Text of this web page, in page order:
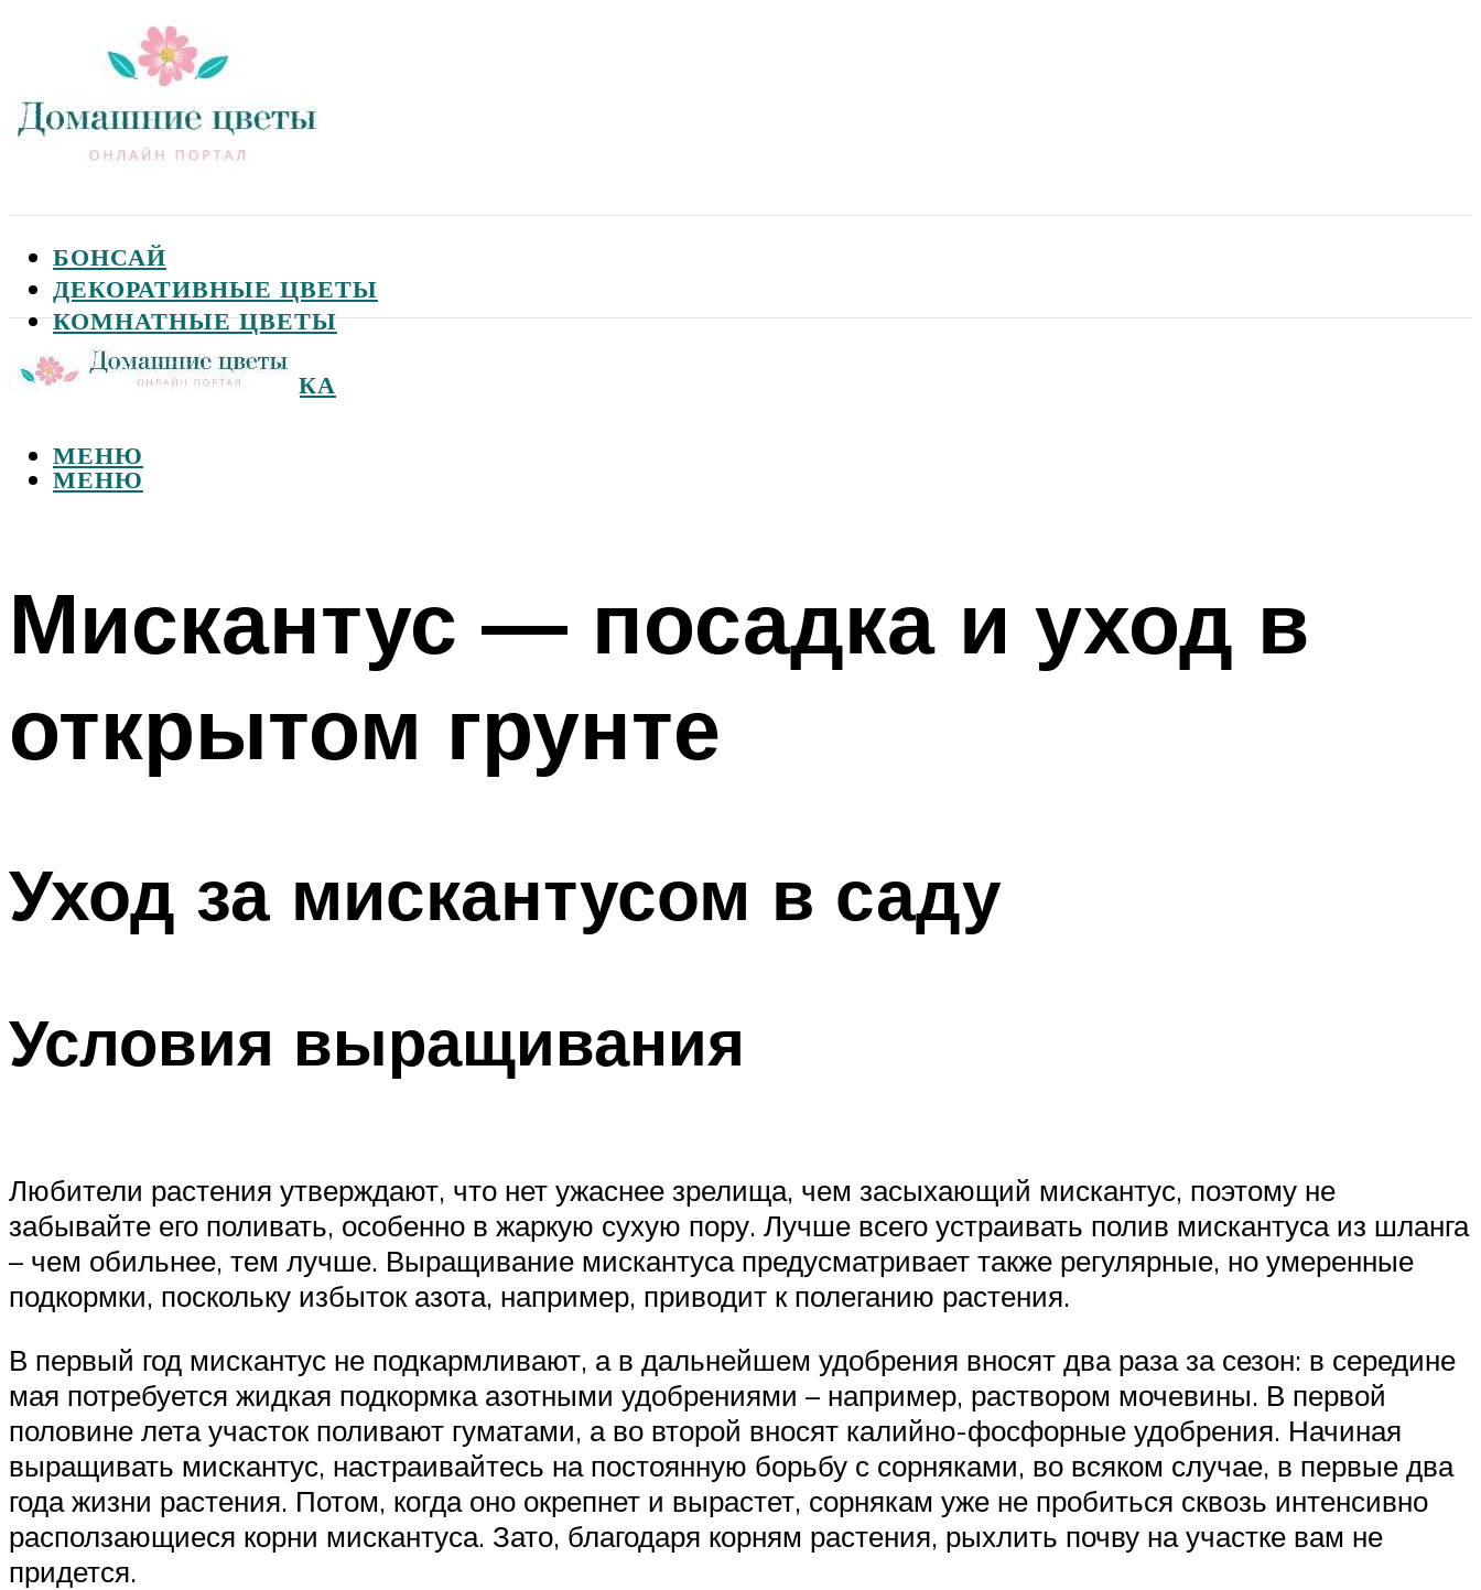
БОНСАЙ
ДЕКОРАТИВНЫЕ ЦВЕТЫ
КОМНАТНЫЕ ЦВЕТЫ
САДОВЫЕ ЦВЕТЫ
СЕМЕНА И ПОСАДКА
МЕНЮ
МЕНЮ
Мискантус — посадка и уход в
открытом грунте
Уход за мискантусом в саду
Условия выращивания
Любители растения утверждают, что нет ужаснее зрелища, чем засыхающий мискантус, поэтому не
забывайте его поливать, особенно в жаркую сухую пору. Лучше всего устраивать полив мискантуса из шланга
– чем обильнее, тем лучше. Выращивание мискантуса предусматривает также регулярные, но умеренные
подкормки, поскольку избыток азота, например, приводит к полеганию растения.
В первый год мискантус не подкармливают, а в дальнейшем удобрения вносят два раза за сезон: в середине
мая потребуется жидкая подкормка азотными удобрениями – например, раствором мочевины. В первой
половине лета участок поливают гуматами, а во второй вносят калийно-фосфорные удобрения. Начиная
выращивать мискантус, настраивайтесь на постоянную борьбу с сорняками, во всяком случае, в первые два
года жизни растения. Потом, когда оно окрепнет и вырастет, сорнякам уже не пробиться сквозь интенсивно
расползающиеся корни мискантуса. Зато, благодаря корням растения, рыхлить почву на участке вам не
придется.